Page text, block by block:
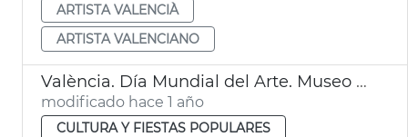
ARTISTA VALENCIÀ
ARTISTA VALENCIANO
València. Día Mundial del Arte. Museo de la Ciudad
modificado hace 1 año
CULTURA Y FIESTAS POPULARES